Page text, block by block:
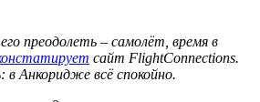
преодолеть – самолёт, время в
сайт FlightConnections.
в Анкоридже всё спокойно.